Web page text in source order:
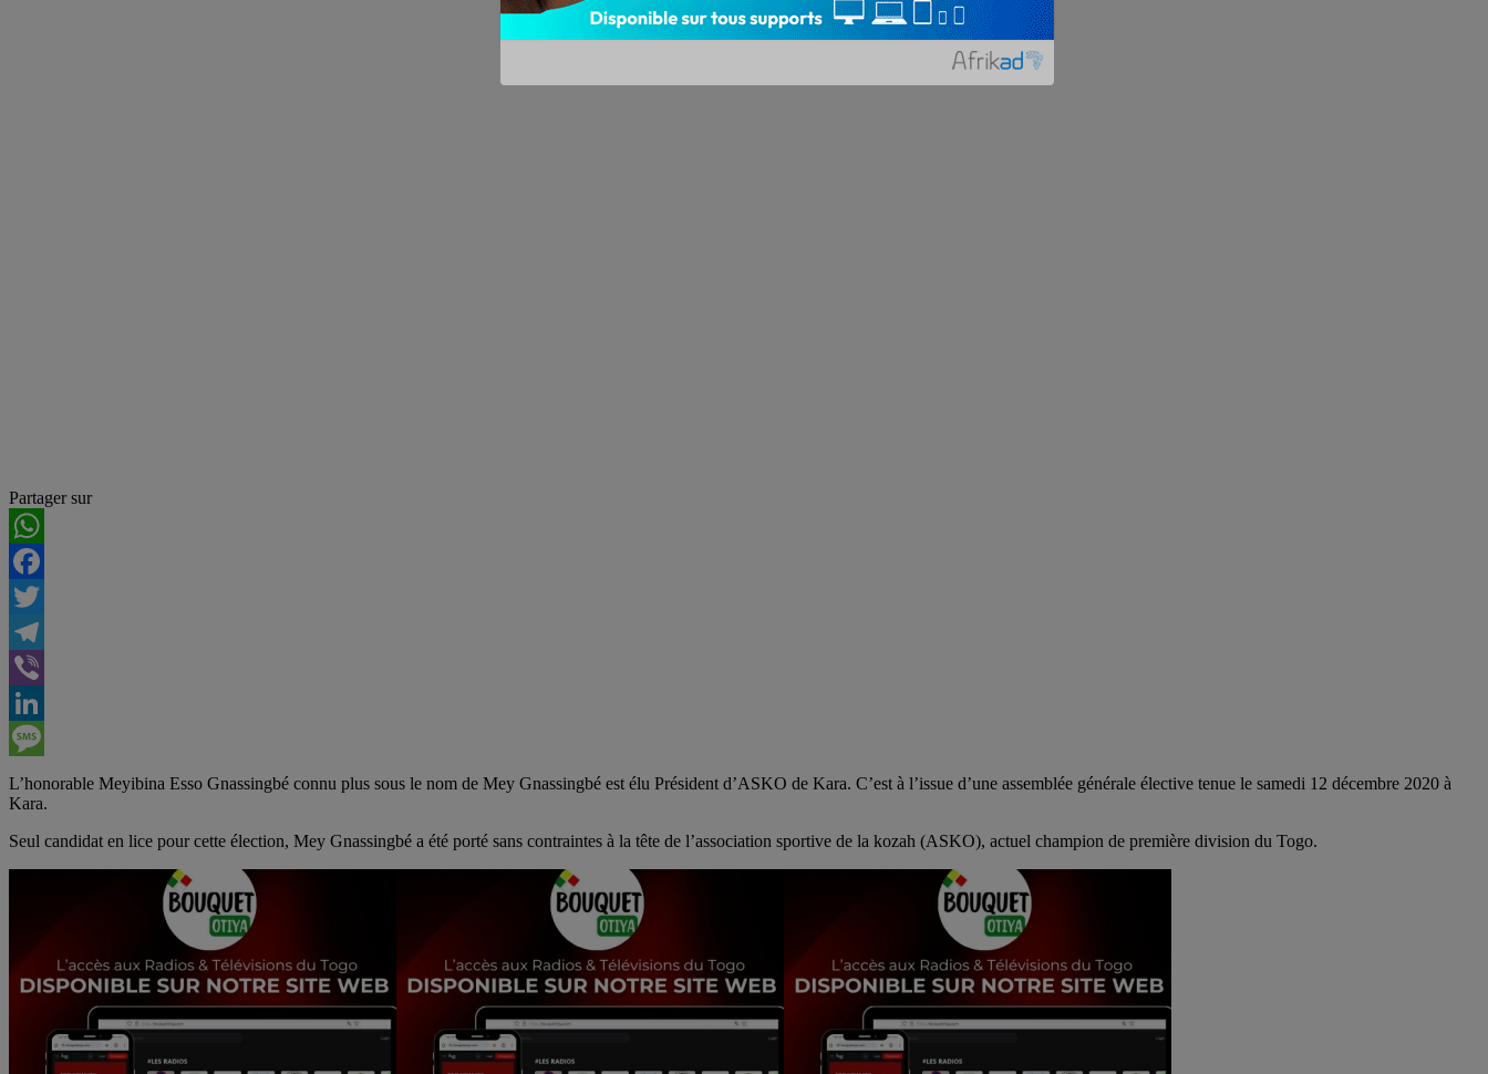
Partager sur
WhatsApp
Facebook
Twitter
Telegram
Viber
LinkedIn
Message
L’honorable Meyibina Esso Gnassingbé connu plus sous le nom de Mey Gnassingbé est élu Président d’ASKO de Kara. C’est à l’issue d’une assemblée générale élective tenue le samedi 12 décembre 2020 à
Kara.
Seul candidat en lice pour cette élection, Mey Gnassingbé a été porté sans contraintes à la tête de l’association sportive de la kozah (ASKO), actuel champion de première division du Togo.